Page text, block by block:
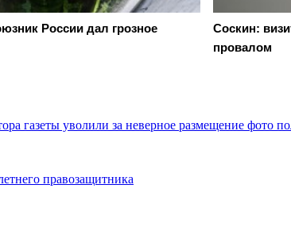
России дал грозное
Соскин:
провалом
газеты уволили за неверное размещение фото
правозащитника